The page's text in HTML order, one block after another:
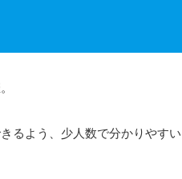
るよう、少人数で分かりやすい